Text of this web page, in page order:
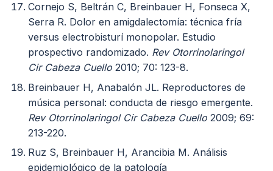
Cornejo S, Beltrán C, Breinbauer H, Fonseca X,
Serra R. Dolor en amigdalectomía: técnica fría
versus electrobisturí monopolar. Estudio
prospectivo randomizado. Rev Otorrinolaringol
Cir Cabeza Cuello 2010; 70: 123-8.
Breinbauer H, Anabalón JL. Reproductores de
música personal: conducta de riesgo emergente.
Rev Otorrinolaringol Cir Cabeza Cuello 2009; 69:
213-220.
Ruz S, Breinbauer H, Arancibia M. Análisis
epidemiológico de la patología